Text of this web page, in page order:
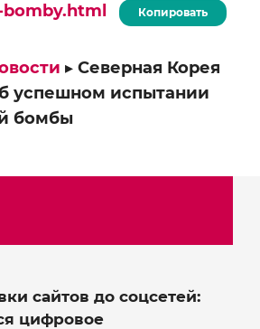
Копировать
▸ Северная Корея
успешном испытании
бомбы
сайтов до соцсетей:
цифровое